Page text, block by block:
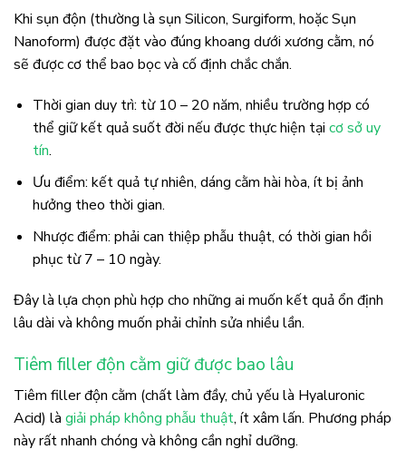
Khi sụn độn (thường là sụn Silicon, Surgiform, hoặc Sụn
Nanoform) được đặt vào đúng khoang dưới xương cằm, nó
sẽ được cơ thể bao bọc và cố định chắc chắn.
Thời gian duy trì: từ 10 – 20 năm, nhiều trường hợp có
thể giữ kết quả suốt đời nếu được thực hiện tại cơ sở uy
tín.
Ưu điểm: kết quả tự nhiên, dáng cằm hài hòa, ít bị ảnh
hưởng theo thời gian.
Nhược điểm: phải can thiệp phẫu thuật, có thời gian hồi
phục từ 7 – 10 ngày.
Đây là lựa chọn phù hợp cho những ai muốn kết quả ổn định
lâu dài và không muốn phải chỉnh sửa nhiều lần.
Tiêm filler độn cằm giữ được bao lâu
Tiêm filler độn cằm (chất làm đầy, chủ yếu là Hyaluronic
Acid) là giải pháp không phẫu thuật, ít xâm lấn. Phương pháp
này rất nhanh chóng và không cần nghỉ dưỡng.